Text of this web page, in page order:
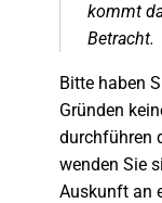
kommt
Betracht.
Bitte haben
Gründen
durchführen
wenden Sie
Auskunft an